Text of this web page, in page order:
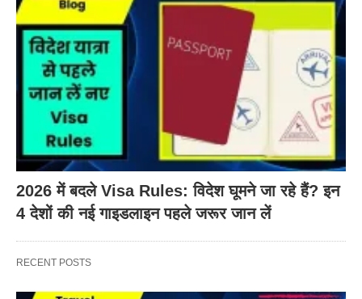
2026 में बदले Visa Rules: विदेश घूमने जा रहे हैं? इन
4 देशों की नई गाइडलाइन पहले जरूर जान लें
RECENT POSTS